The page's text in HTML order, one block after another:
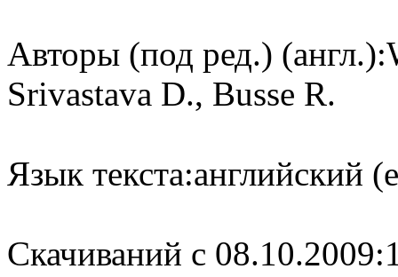
Авторы (под ред.) (англ.):
Srivastava D., Busse R.
Язык текста:английский
Cкачиваний с 08.10.2009: